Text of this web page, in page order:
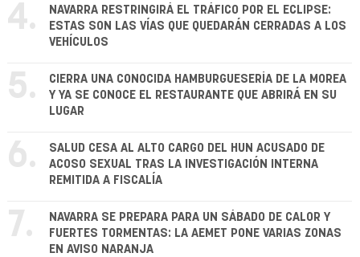
4.
NAVARRA RESTRINGIRÁ EL TRÁFICO POR EL ECLIPSE:
ESTAS SON LAS VÍAS QUE QUEDARÁN CERRADAS A LOS
VEHÍCULOS
5.
CIERRA UNA CONOCIDA HAMBURGUESERÍA DE LA MOREA
Y YA SE CONOCE EL RESTAURANTE QUE ABRIRÁ EN SU
LUGAR
6.
SALUD CESA AL ALTO CARGO DEL HUN ACUSADO DE
ACOSO SEXUAL TRAS LA INVESTIGACIÓN INTERNA
REMITIDA A FISCALÍA
7.
NAVARRA SE PREPARA PARA UN SÁBADO DE CALOR Y
FUERTES TORMENTAS: LA AEMET PONE VARIAS ZONAS
EN AVISO NARANJA